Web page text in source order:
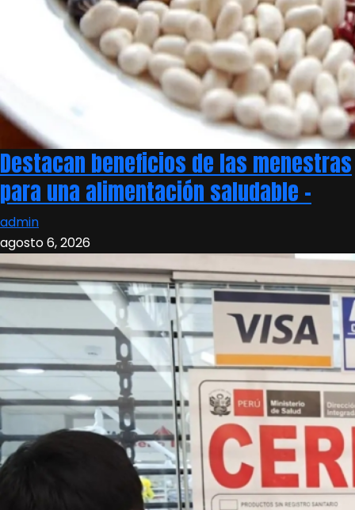
Destacan beneficios de las menestras
para una alimentación saludable –
admin
agosto 6, 2026